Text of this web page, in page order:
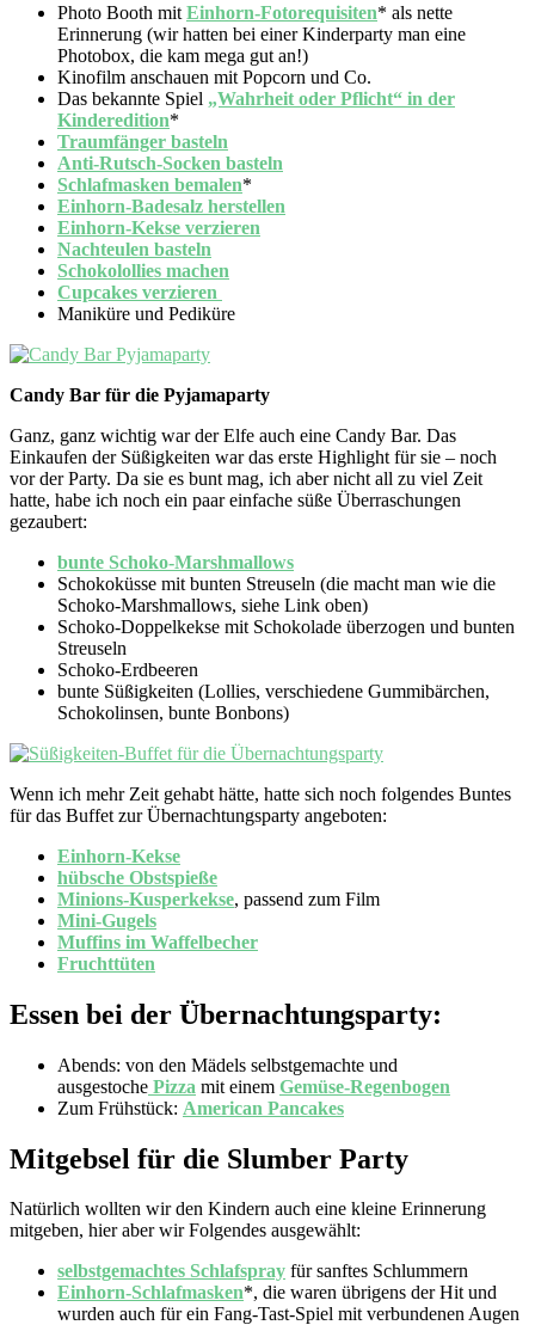
Photo Booth mit Einhorn-Fotorequisiten* als nette
Erinnerung (wir hatten bei einer Kinderparty man eine
Photobox, die kam mega gut an!)
Kinofilm anschauen mit Popcorn und Co.
Das bekannte Spiel „Wahrheit oder Pflicht“ in der
Kinderedition*
Traumfänger basteln
Anti-Rutsch-Socken basteln
Schlafmasken bemalen*
Einhorn-Badesalz herstellen
Einhorn-Kekse verzieren
Nachteulen basteln
Schokolollies machen
Cupcakes verzieren
Maniküre und Pediküre
Candy Bar für die Pyjamaparty
Ganz, ganz wichtig war der Elfe auch eine Candy Bar. Das
Einkaufen der Süßigkeiten war das erste Highlight für sie – noch
vor der Party. Da sie es bunt mag, ich aber nicht all zu viel Zeit
hatte, habe ich noch ein paar einfache süße Überraschungen
gezaubert:
bunte Schoko-Marshmallows
Schokoküsse mit bunten Streuseln (die macht man wie die
Schoko-Marshmallows, siehe Link oben)
Schoko-Doppelkekse mit Schokolade überzogen und bunten
Streuseln
Schoko-Erdbeeren
bunte Süßigkeiten (Lollies, verschiedene Gummibärchen,
Schokolinsen, bunte Bonbons)
Wenn ich mehr Zeit gehabt hätte, hatte sich noch folgendes Buntes
für das Buffet zur Übernachtungsparty angeboten:
Einhorn-Kekse
hübsche Obstspieße
Minions-Kusperkekse, passend zum Film
Mini-Gugels
Muffins im Waffelbecher
Fruchttüten
Essen bei der Übernachtungsparty:
Abends: von den Mädels selbstgemachte und
ausgestoche Pizza mit einem Gemüse-Regenbogen
Zum Frühstück: American Pancakes
Mitgebsel für die Slumber Party
Natürlich wollten wir den Kindern auch eine kleine Erinnerung
mitgeben, hier aber wir Folgendes ausgewählt:
selbstgemachtes Schlafspray für sanftes Schlummern
Einhorn-Schlafmasken*, die waren übrigens der Hit und
wurden auch für ein Fang-Tast-Spiel mit verbundenen Augen